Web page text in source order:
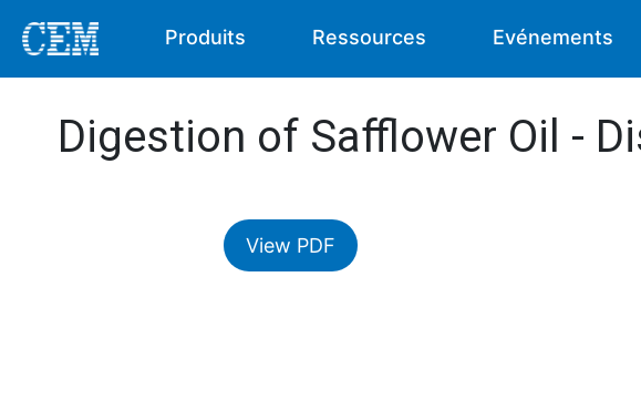
Produits Ressources Evénements
Digestion of Safflower Oil -
View PDF